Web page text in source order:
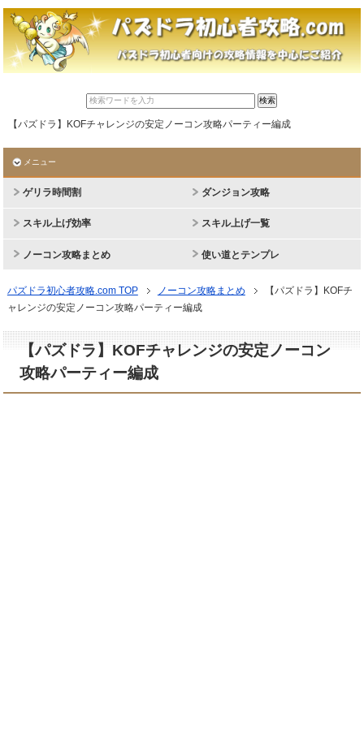
【パズドラ】KOFチャレンジの安定ノーコン攻略パーティー編成
メニュー
ゲリラ時間割 ダンジョン攻略
スキル上げ効率 スキル上げ一覧
ノーコン攻略まとめ 使い道とテンプレ
パズドラ初心者攻略.com TOP ノーコン攻略まとめ
【パズドラ】KOFチ
ャレンジの安定ノーコン攻略パーティー編成
【パズドラ】KOFチャレンジの安定ノーコン
攻略パーティー編成